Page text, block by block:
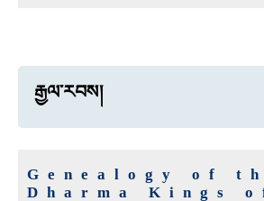
རྒྱལ་རབས།
Genealogy of
Dharma Kings